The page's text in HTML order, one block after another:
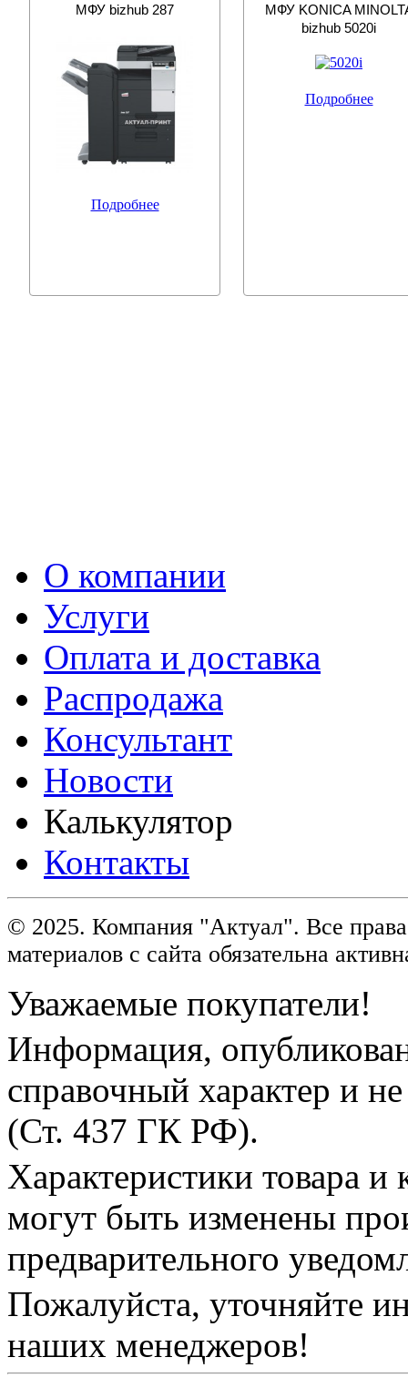
МФУ bizhub 287
Подробнее
МФУ KONICA
bizhub 5020i
Подробнее
О компании
Услуги
Оплата и доставка
Распродажа
Консультант
Новости
Калькулятор
Контакты
© 2025. Компания "Актуал". Все
материалов с сайта обязательна
Уважаемые покупатели!
Информация,
справочный характер и
(Ст. 437 ГК РФ).
Характеристики товара и
могут быть изменены
предварительного
Пожалуйста, уточняйте
наших менеджеров!